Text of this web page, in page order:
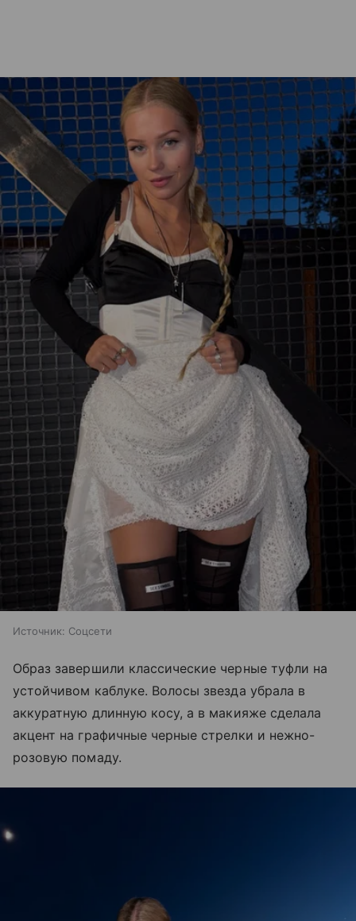
Источник: Соцсети
Образ завершили классические черные туфли на
устойчивом каблуке. Волосы звезда убрала в
аккуратную длинную косу, а в макияже сделала
акцент на графичные черные стрелки и нежно-
розовую помаду.